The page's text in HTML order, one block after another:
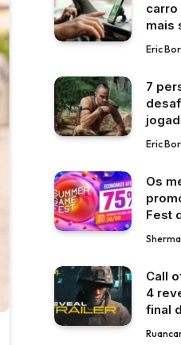
carro
mais
Eric
7
Eric
Os
Fest
Call
4
final